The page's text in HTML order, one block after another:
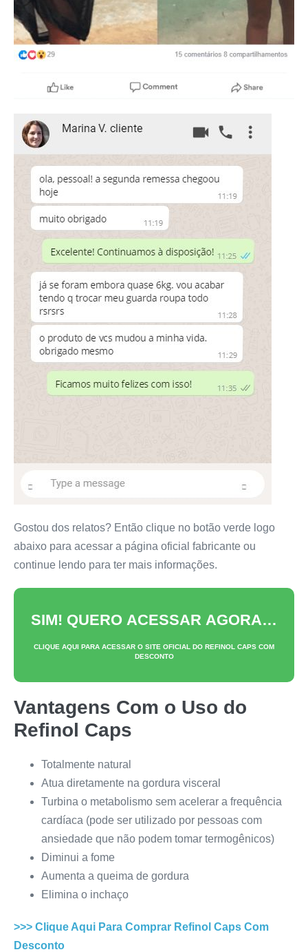
Gostou dos relatos? Então clique no botão verde logo
abaixo para acessar a página oficial fabricante ou
continue lendo para ter mais informações.
SIM! QUERO ACESSAR AGORA…
CLIQUE AQUI PARA ACESSAR O SITE OFICIAL DO REFINOL CAPS COM
DESCONTO
Vantagens Com o Uso do
Refinol Caps
Totalmente natural
Atua diretamente na gordura visceral
Turbina o metabolismo sem acelerar a frequência
cardíaca (pode ser utilizado por pessoas com
ansiedade que não podem tomar termogênicos)
Diminui a fome
Aumenta a queima de gordura
Elimina o inchaço
>>> Clique Aqui Para Comprar Refinol Caps Com
Desconto